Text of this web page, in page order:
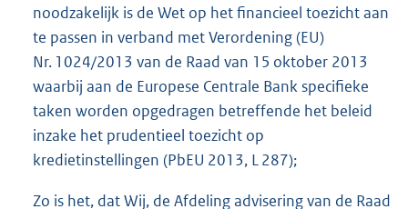
noodzakelijk is de Wet op het financieel toezicht aan
te passen in verband met Verordening (EU)
Nr. 1024/2013 van de Raad van 15 oktober 2013
waarbij aan de Europese Centrale Bank specifieke
taken worden opgedragen betreffende het beleid
inzake het prudentieel toezicht op
kredietinstellingen (PbEU 2013, L 287);
Zo is het, dat Wij, de Afdeling advisering van de Raad